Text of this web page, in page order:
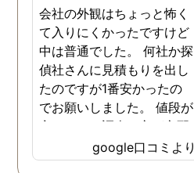
会社の外観はちょっと怖く
て入りにくかったですけど
中は普通でした。 何社か探
偵社さんに見積もりを出し
たのですが1番安かったの
でお願いしました。 値段が
安いので、調査の方が心配
でしたがしっかり浮気の証
拠を押さえて頂けました。
google口コミより